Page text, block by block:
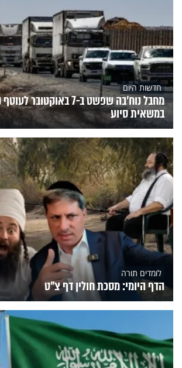
חדשות היום
מחבל נוח'בה שפשט ב-7
במשאית סיוע
לומדים תורה
הדף היומי: מסכת חולין דף צ"ט